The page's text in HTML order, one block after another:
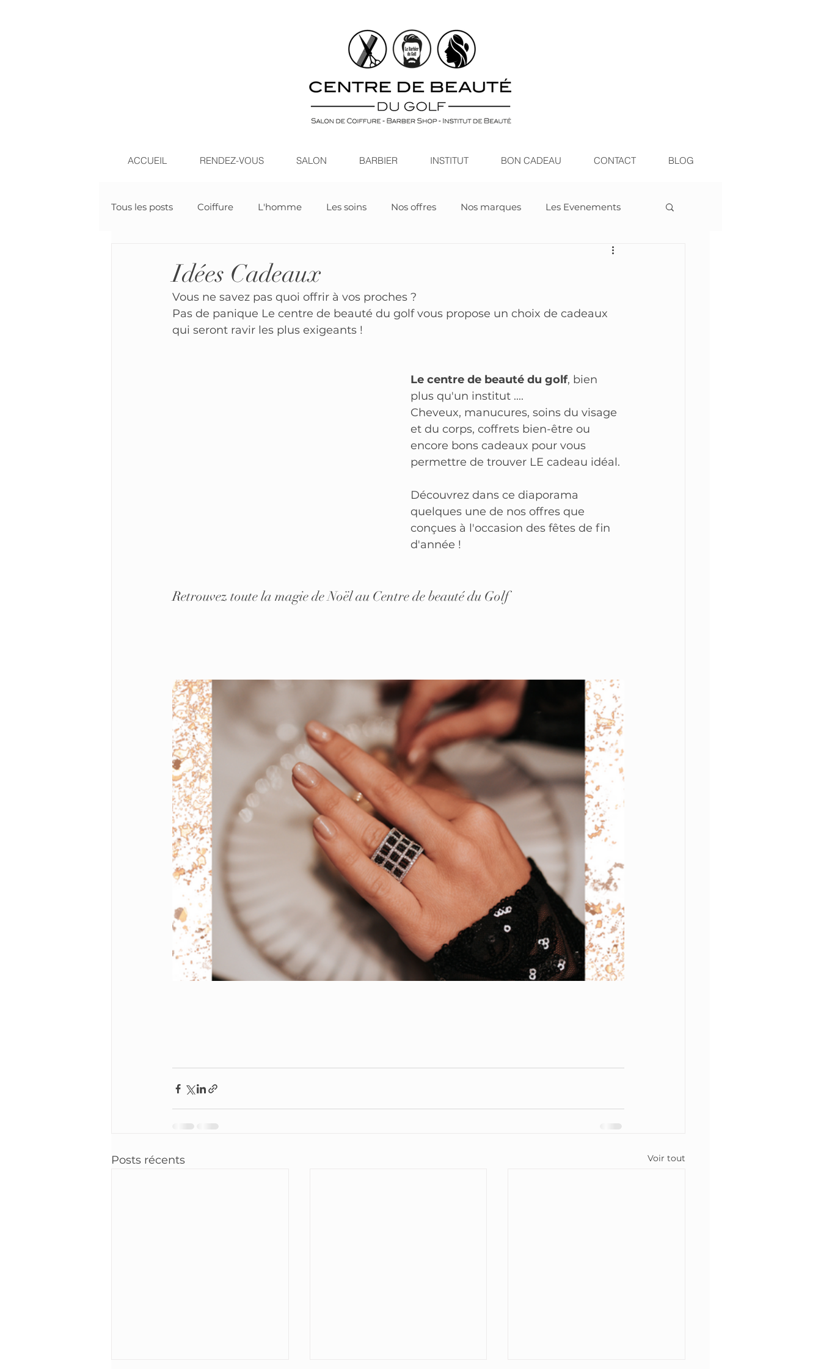
ACCUEIL RENDEZ-VOUS SALON BARBIER INSTITUT BON CADEAU CONTACT BLOG
Tous les posts Coiffure L'homme Les soins Nos offres Nos marques Les Evenements
Idées Cadeaux
Vous ne savez pas quoi offrir à vos proches ?
Pas de panique Le centre de beauté du golf vous propose un choix de cadeaux
qui seront ravir les plus exigeants !
Le centre de beauté du golf, bien
plus qu'un institut ....
Cheveux, manucures, soins du visage
et du corps, coffrets bien-être ou
encore bons cadeaux pour vous
permettre de trouver LE cadeau idéal.
Découvrez dans ce diaporama
quelques une de nos offres que
conçues à l'occasion des fêtes de fin
d'année !
Retrouvez toute la magie de Noël au Centre de beauté du Golf
Posts récents Voir tout